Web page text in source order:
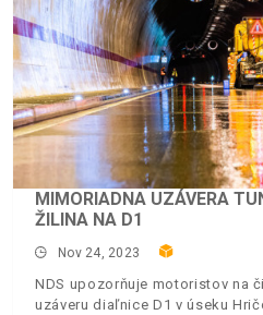
MIMORIADNA UZÁVERA
ŽILINA NA D1
Nov 24, 2023
NDS upozorňuje motoristov na
uzáveru diaľnice D1 v úseku